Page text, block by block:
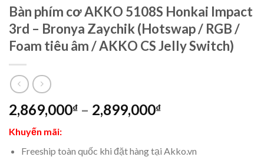
Bàn phím cơ AKKO 5108S Honkai Impact
3rd – Bronya Zaychik (Hotswap / RGB /
Foam tiêu âm / AKKO CS Jelly Switch)
2,869,000₫ – 2,899,000₫
Khuyến mãi:
Freeship toàn quốc khi đặt hàng tại Akko.vn